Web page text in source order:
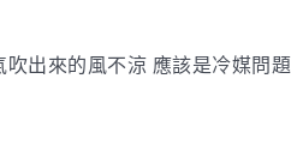
吹出來的風不涼 應該是冷媒問題